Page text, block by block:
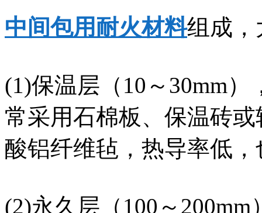
中间包用耐火材料组成，
(1)保温层（10～30mm
常采用石棉板、保温砖
酸铝纤维毡，热导率低
(2)永久层（100～